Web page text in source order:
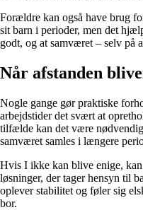
Forældre kan også have brug
sit barn i perioder, men det
godt, og at samværet – selv på
Når afstanden
Nogle gange gør praktiske
arbejdstider det svært at
tilfælde kan det være
samværet samles i længere
Hvis I ikke kan blive enige,
løsninger, der tager hensyn til
oplever stabilitet og føler sig
bor.